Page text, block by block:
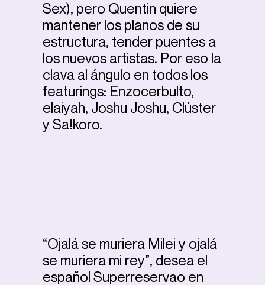
Sex), pero Quentin quiere
mantener los planos de su
estructura, tender puentes a
los nuevos artistas. Por eso la
clava al ángulo en todos los
featurings: Enzocerbulto,
elaiyah, Joshu Joshu, Clúster
y Sa!koro.
“Ojalá se muriera Milei y ojalá
se muriera mi rey”, desea el
español Superreservao en